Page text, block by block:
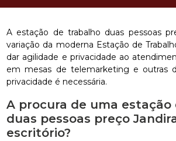
A estação de trabalho duas pessoas
variação da moderna Estação de
dar agilidade e privacidade ao
em mesas de telemarketing e outras
privacidade é necessária.
A procura de uma
duas pessoas preço
escritório?